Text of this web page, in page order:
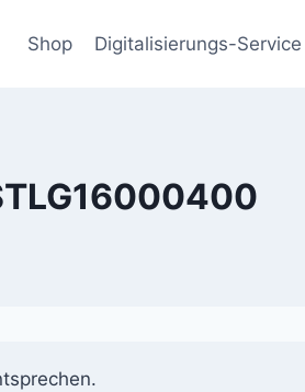
Shop Digitalisierungs-Service